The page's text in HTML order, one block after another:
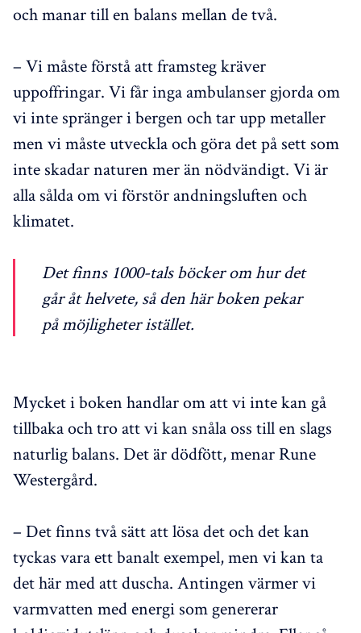
och manar till en balans mellan de två.
– Vi måste förstå att framsteg kräver
uppoffringar. Vi får inga ambulanser gjorda om
vi inte spränger i bergen och tar upp metaller
men vi måste utveckla och göra det på sett som
inte skadar naturen mer än nödvändigt. Vi är
alla sålda om vi förstör andningsluften och
klimatet.
Det finns 1000-tals böcker om hur det
går åt helvete, så den här boken pekar
på möjligheter istället.
Mycket i boken handlar om att vi inte kan gå
tillbaka och tro att vi kan snåla oss till en slags
naturlig balans. Det är dödfött, menar Rune
Westergård.
– Det finns två sätt att lösa det och det kan
tyckas vara ett banalt exempel, men vi kan ta
det här med att duscha. Antingen värmer vi
varmvatten med energi som genererar